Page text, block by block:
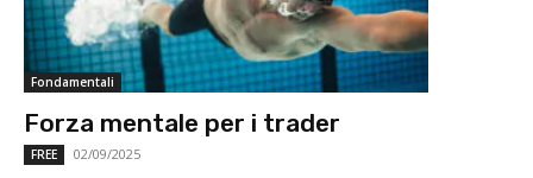
Fondamentali
Forza mentale per i trader
FREE 02/09/2025